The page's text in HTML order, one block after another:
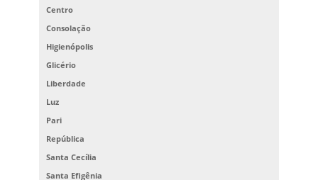
Centro
Consolação
Higienópolis
Glicério
Liberdade
Luz
Pari
República
Santa Cecília
Santa Efigênia